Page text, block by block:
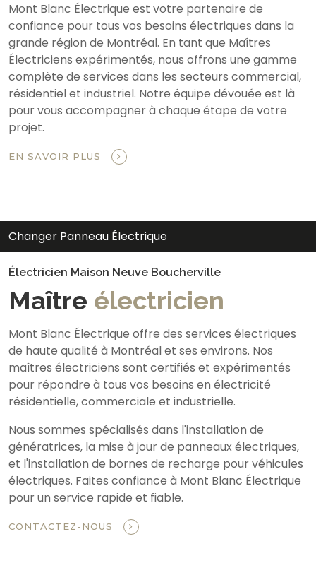
Mont Blanc Électrique est votre partenaire de
confiance pour tous vos besoins électriques dans la
grande région de Montréal. En tant que Maîtres
Électriciens expérimentés, nous offrons une gamme
complète de services dans les secteurs commercial,
résidentiel et industriel. Notre équipe dévouée est là
pour vous accompagner à chaque étape de votre
projet.
EN SAVOIR PLUS
Changer Panneau Électrique
Électricien Maison Neuve Boucherville
Maître électricien
Mont Blanc Électrique offre des services électriques
de haute qualité à Montréal et ses environs. Nos
maîtres électriciens sont certifiés et expérimentés
pour répondre à tous vos besoins en électricité
résidentielle, commerciale et industrielle.
Nous sommes spécialisés dans l'installation de
génératrices, la mise à jour de panneaux électriques,
et l'installation de bornes de recharge pour véhicules
électriques. Faites confiance à Mont Blanc Électrique
pour un service rapide et fiable.
CONTACTEZ-NOUS